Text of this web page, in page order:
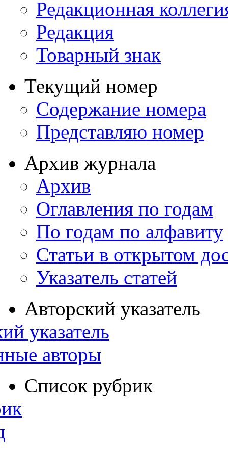
Редакционная
Редакция
Товарный знак
Текущий номер
Содержание номера
Представляю номер
Архив журнала
Архив
Оглавления по годам
По годам по алфавиту
Статьи в открытом
Указатель статей
Авторский указатель
указатель
авторы
Список рубрик